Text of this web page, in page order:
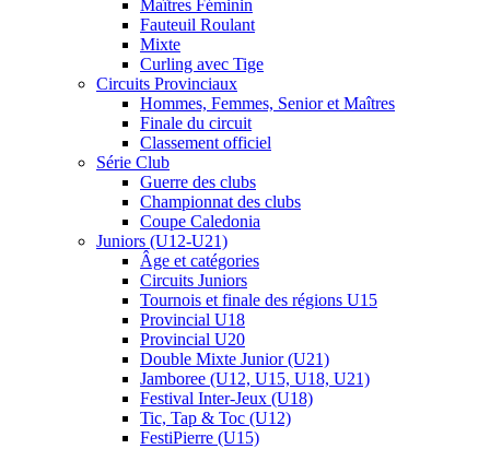
Maîtres Féminin
Fauteuil Roulant
Mixte
Curling avec Tige
Circuits Provinciaux
Hommes, Femmes, Senior et Maîtres
Finale du circuit
Classement officiel
Série Club
Guerre des clubs
Championnat des clubs
Coupe Caledonia
Juniors (U12-U21)
Âge et catégories
Circuits Juniors
Tournois et finale des régions U15
Provincial U18
Provincial U20
Double Mixte Junior (U21)
Jamboree (U12, U15, U18, U21)
Festival Inter-Jeux (U18)
Tic, Tap & Toc (U12)
FestiPierre (U15)